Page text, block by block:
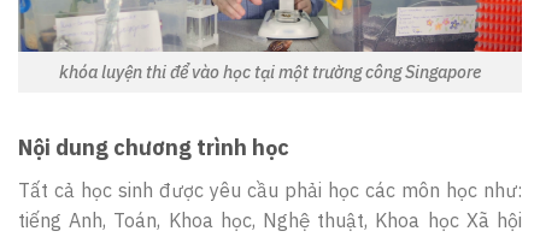
khóa luyện thi để vào học tại một trường công Singapore
Nội dung chương trình học
Tất cả học sinh được yêu cầu phải học các môn học như:
tiếng Anh, Toán, Khoa học, Nghệ thuật, Khoa học Xã hội